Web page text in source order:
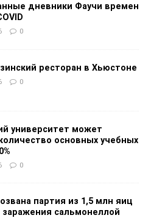
дневники Фаучи времен
0
ресторан в Хьюстоне
0
университет может
основных учебных
0
партия из 1,5 млн яиц
заражения сальмонеллой